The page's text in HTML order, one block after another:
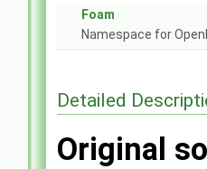
Foam
Namespace for
Detailed
Original